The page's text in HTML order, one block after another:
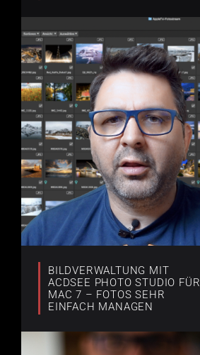
BILDVERWALTUNG MIT
ACDSEE PHOTO STUDIO FÜR
MAC 7 – FOTOS SEHR
EINFACH MANAGEN